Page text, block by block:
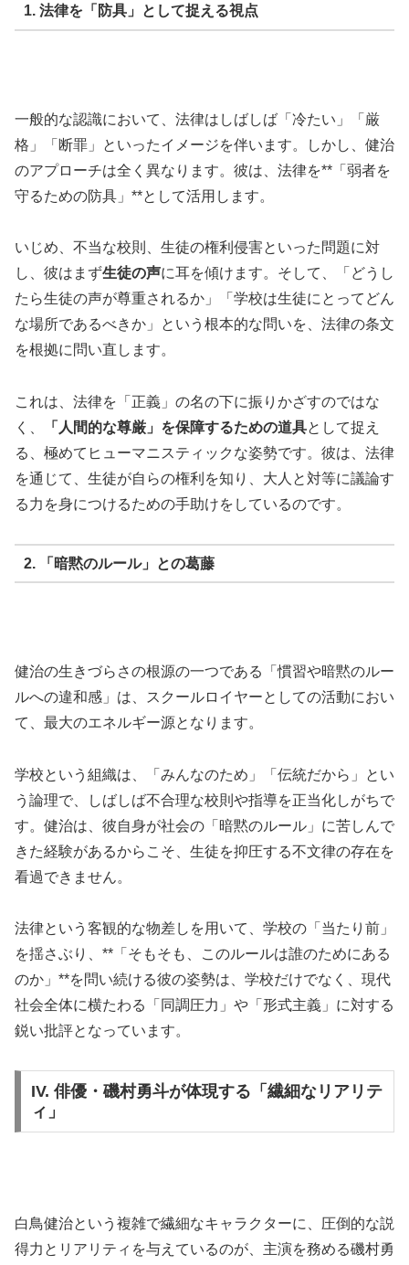
1. 法律を「防具」として捉える視点
一般的な認識において、法律はしばしば「冷たい」「厳
格」「断罪」といったイメージを伴います。しかし、健治
のアプローチは全く異なります。彼は、法律を**「弱者を
守るための防具」**として活用します。
いじめ、不当な校則、生徒の権利侵害といった問題に対
し、彼はまず生徒の声に耳を傾けます。そして、「どうし
たら生徒の声が尊重されるか」「学校は生徒にとってどん
な場所であるべきか」という根本的な問いを、法律の条文
を根拠に問い直します。
これは、法律を「正義」の名の下に振りかざすのではな
く、
「人間的な尊厳」を保障するための道具として捉え
る、極めてヒューマニスティックな姿勢です。彼は、法律
を通じて、生徒が自らの権利を知り、大人と対等に議論す
る力を身につけるための手助けをしているのです。
2. 「暗黙のルール」との葛藤
健治の生きづらさの根源の一つである「慣習や暗黙のルー
ルへの違和感」は、スクールロイヤーとしての活動におい
て、最大のエネルギー源となります。
学校という組織は、「みんなのため」「伝統だから」とい
う論理で、しばしば不合理な校則や指導を正当化しがちで
す。健治は、彼自身が社会の「暗黙のルール」に苦しんで
きた経験があるからこそ、生徒を抑圧する不文律の存在を
看過できません。
法律という客観的な物差しを用いて、学校の「当たり前」
を揺さぶり、**「そもそも、このルールは誰のためにある
のか」**を問い続ける彼の姿勢は、学校だけでなく、現代
社会全体に横たわる「同調圧力」や「形式主義」に対する
鋭い批評となっています。
IV. 俳優・磯村勇斗が体現する「繊細なリアリテ
ィ」
白鳥健治という複雑で繊細なキャラクターに、圧倒的な説
得力とリアリティを与えているのが、主演を務める磯村勇